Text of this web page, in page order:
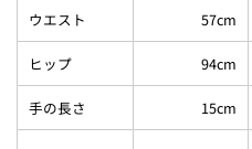
ウエスト 57cm
ヒップ 94cm
手の長さ 15cm